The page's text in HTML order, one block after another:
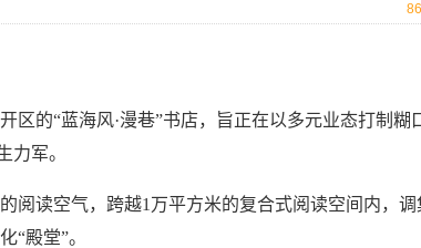
的“蓝海风·漫巷”书店，旨正在以多元业态打制糊
力军。
读空气，跨越1万平方米的复合式阅读空间内，调
“殿堂”。